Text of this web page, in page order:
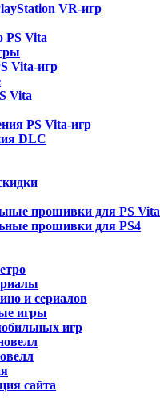
VR-игр
PS Vita
Vita-игр
Vita
PS Vita-игр
DLC
прошивки для PS Vita
прошивки для PS4
и сериалов
игры
игр
сайта